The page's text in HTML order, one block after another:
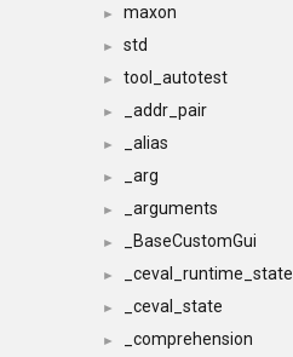
► maxon
► std
► tool_autotest
► _addr_pair
► _alias
► _arg
► _arguments
► _BaseCustomGui
► _ceval_runtime_state
► _ceval_state
► _comprehension